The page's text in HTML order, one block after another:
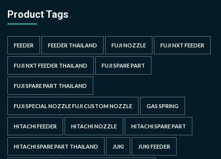
Product Tags
FEEDER FEEDER THAILAND FUJI NOZZLE FUJI NXT FEEDER
FUJI NXT FEEDER THAILAND FUJI SPARE PART
FUJI SPARE PART THAILAND
FUJI SPECIAL NOZZLE FUJI CUSTOM NOZZLE GAS SPRING
HITACHI FEEDER HITACHI NOZZLE HITACHI SPARE PART
HITACHI SPARE PART THAILAND JUKI JUKI FEEDER